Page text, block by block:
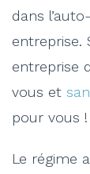
dans
entreprise.
entreprise
vous et
pour vous !
Le régime